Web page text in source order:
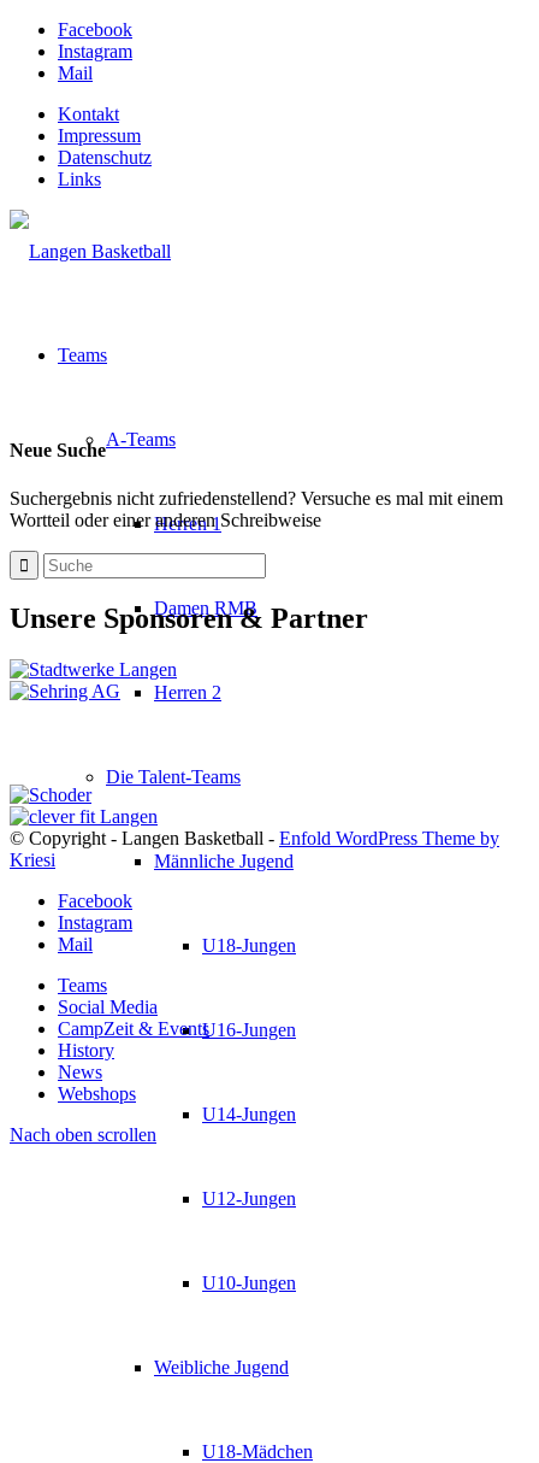
Facebook
Instagram
Mail
Kontakt
Impressum
Datenschutz
Links
Teams
A-Teams
Herren 1
Damen RMB
Herren 2
Die Talent-Teams
Männliche Jugend
U18-Jungen
U16-Jungen
U14-Jungen
U12-Jungen
U10-Jungen
Weibliche Jugend
U18-Mädchen
Neue Suche
Suchergebnis nicht zufriedenstellend? Versuche es mal mit einem
Wortteil oder einer anderen Schreibweise
Unsere Sponsoren & Partner
© Copyright - Langen Basketball - Enfold WordPress Theme by
Kriesi
Facebook
Instagram
Mail
Teams
Social Media
CampZeit & Events
History
News
Webshops
Nach oben scrollen